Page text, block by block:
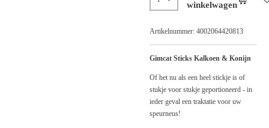
winkelwagen
Artikelnummer: 4002064420813
Gimcat Sticks Kalkoen & Konijn
Of het nu als een heel stickje is of
stukje voor stukje geportioneerd - in
ieder geval een traktatie voor uw
speurneus!